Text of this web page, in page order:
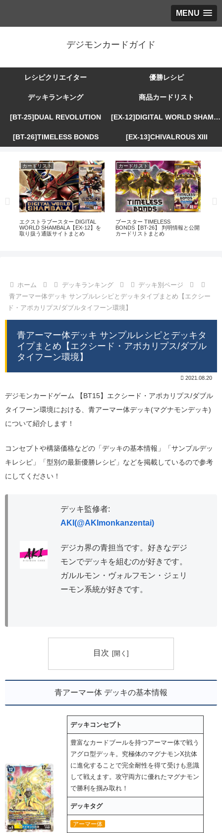
MENU
デジモンカードガイド
レシピクリエイター 優勝レシピ
デッキランキング 商品カードリスト
[BT-25]DUAL REVOLUTION [EX-12]DIGITAL WORLD SHAMBALA
[BT-26]TIMELESS BONDS [EX-13]CHIVALROUS XIII
カードリスト
エクストラブースター DIGITAL
WORLD SHAMBALA【EX-12】を
取り扱う通販サイトまとめ
カードリスト
ブースター TIMELESS
BONDS【BT-26】 判明情報と公開
カードリストまとめ
ホーム デッキランキング
デッキ別ページ
青アーマー体デッキ サンプルレシピとデッキタイプまとめ【エクシー
ド・アポカリプス/ダブルタイフーン環境】
青アーマー体デッキ サンプルレシピとデッキタ
イプまとめ【エクシード・アポカリプス/ダブル
タイフーン環境】
2021.08.20
デジモンカードゲーム 【BT15】エクシード・アポカリプス/ダブル
タイフーン環境における、青アーマー体デッキ(マグナモンデッキ)
について紹介します！
コンセプトや構築価格などの「デッキの基本情報」「サンプルデッ
キレシピ」「型別の最新優勝レシピ」などを掲載しているので参考
にしてください！
デッキ監修者:
AKI(@AKImonkanzentai)
デジカ界の青担当です。好きなデジ
モンでデッキを組むのが好きです。
ガルルモン・ヴォルフモン・ジェリ
ーモン系統が好きです。
目次
青アーマー体 デッキの基本情報
デッキコンセプト
豊富なカードブールを持つアーマー体で戦う
アグロ型デッキ。究極体のマグナモンX抗体
に進化することで完全耐性を得て受けも意識
して戦えます。攻守両方に優れたマグナモン
で勝利を掴み取れ！
デッキタグ
アーマー体